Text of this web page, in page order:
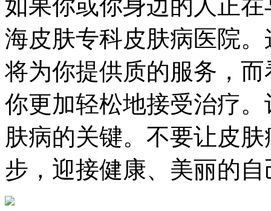
如果你或你身边的人正
海皮肤专科皮肤病医院
将为你提供质的服务，
你更加轻松地接受治疗
肤病的关键。不要让皮
步，迎接健康、美丽的自